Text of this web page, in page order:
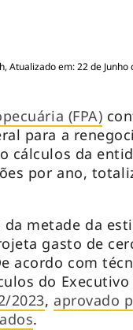
Atualizado em: 22 de Junho
(FPA)
para a
cálculos da
por ano,
metade da
gasto de
acordo com
do
2023,aprovado
.